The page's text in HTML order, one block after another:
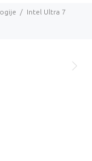
Intel Ultra 7